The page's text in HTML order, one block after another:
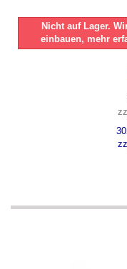
Nicht auf Lager.
einbauen, mehr